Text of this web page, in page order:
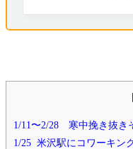
1/11〜2/28 寒中挽き抜き
1/25 米沢駅にコワーキン